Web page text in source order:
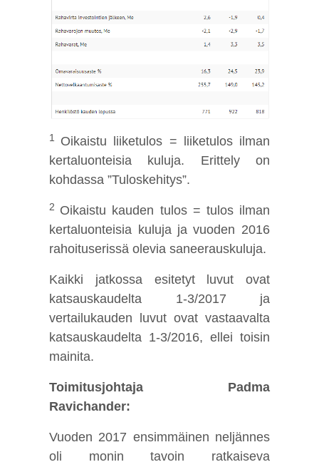
1 Oikaistu liiketulos = liiketulos ilman
kertaluonteisia kuluja. Erittely on
kohdassa ”Tuloskehitys”.
2 Oikaistu kauden tulos = tulos ilman
kertaluonteisia kuluja ja vuoden 2016
rahoituserissä olevia saneerauskuluja.
Kaikki jatkossa esitetyt luvut ovat
katsauskaudelta 1-3/2017 ja
vertailukauden luvut ovat vastaavalta
katsauskaudelta 1-3/2016, ellei toisin
mainita.
Toimitusjohtaja Padma
Ravichander:
Vuoden 2017 ensimmäinen neljännes
oli monin tavoin ratkaiseva